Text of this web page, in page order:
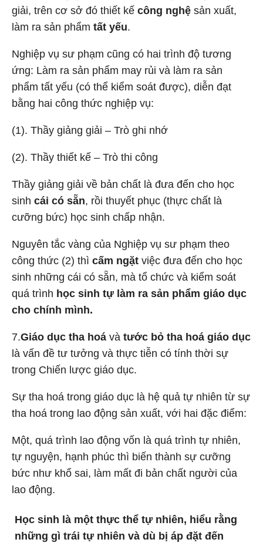
giải, trên cơ sở đó thiết kế công nghệ sản xuất,
làm ra sản phẩm tất yếu.
Nghiệp vụ sư phạm cũng có hai trình độ tương
ứng: Làm ra sản phẩm may rủi và làm ra sản
phẩm tất yếu (có thể kiểm soát được), diễn đạt
bằng hai công thức nghiệp vụ:
(1). Thầy giảng giải – Trò ghi nhớ
(2). Thầy thiết kế – Trò thi công
Thầy giảng giải về bản chất là đưa đến cho học
sinh cái có sẵn, rồi thuyết phục (thực chất là
cưỡng bức) học sinh chấp nhận.
Nguyên tắc vàng của Nghiệp vụ sư phạm theo
công thức (2) thì cấm ngặt việc đưa đến cho học
sinh những cái có sẵn, mà tổ chức và kiểm soát
quá trình học sinh tự làm ra sản phẩm giáo dục
cho chính mình.
7.Giáo dục tha hoá và tước bỏ tha hoá giáo dục
là vấn đề tư tưởng và thực tiễn có tính thời sự
trong Chiến lược giáo dục.
Sự tha hoá trong giáo dục là hệ quả tự nhiên từ sự
tha hoá trong lao động sản xuất, với hai đặc điểm:
Một, quá trình lao động vốn là quá trình tự nhiên,
tự nguyện, hạnh phúc thì biến thành sự cưỡng
bức như khổ sai, làm mất đi bản chất người của
lao động.
Học sinh là một thực thể tự nhiên, hiểu rằng
những gì trái tự nhiên và dù bị áp đặt đến